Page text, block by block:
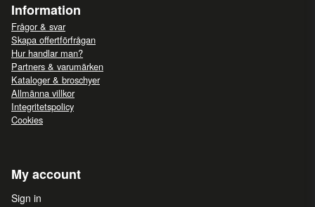
Information
Frågor & svar
Skapa offertförfrågan
Hur handlar man?
Partners & varumärken
Kataloger & broschyer
Allmänna villkor
Integritetspolicy
Cookies
My account
Sign in